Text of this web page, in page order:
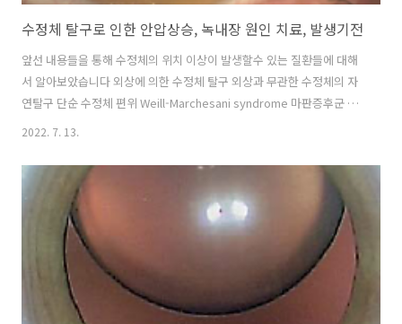
수정체 탈구로 인한 안압상승, 녹내장 원인 치료, 발생기전
앞선 내용들을 통해 수정체의 위치 이상이 발생할수 있는 질환들에 대해
서 알아보았습니다 외상에 의한 수정체 탈구 외상과 무관한 수정체의 자
연탈구 단순 수정체 편위 Weill-Marchesani syndrome 마판증후군 호
모시스틴뇨증 이러한 다양한 질환들에서 수정체의 완전 탈구
환과 안과 치료/녹내장] - 수정체 완전 탈구(complete dislocation)와
부분탈구, 아탈구(subluxation) 원인 종류 [안과 질환과 안과 치료/녹내
장] - 마판증후군(marfan syndrome), 호모시스틴뇨증
(homocystinuria)과 수정체 탈구, 수정체 이탈 수정체의 탈구가 발생하
면 이로 인해서 안압이 상승하고 ..
2022. 7. 13.